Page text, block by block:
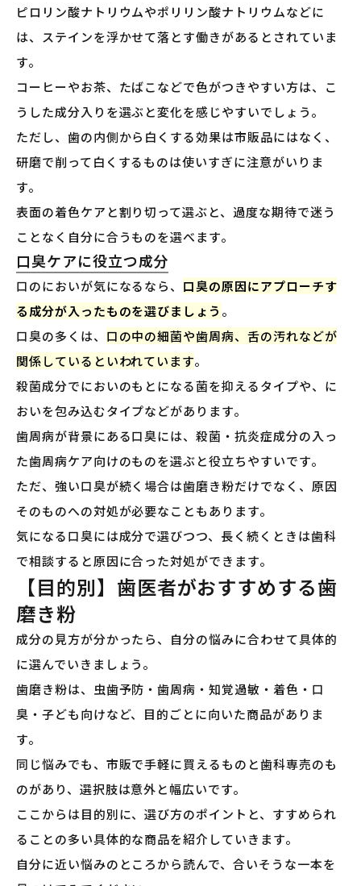
ピロリン酸ナトリウムやポリリン酸ナトリウムなどに
は、ステインを浮かせて落とす働きがあるとされていま
す。
コーヒーやお茶、たばこなどで色がつきやすい方は、こ
うした成分入りを選ぶと変化を感じやすいでしょう。
ただし、歯の内側から白くする効果は市販品にはなく、
研磨で削って白くするものは使いすぎに注意がいりま
す。
表面の着色ケアと割り切って選ぶと、過度な期待で迷う
ことなく自分に合うものを選べます。
口臭ケアに役立つ成分
口のにおいが気になるなら、 口臭の原因にアプローチす
る成分が入ったものを選びましょう 。
口臭の多くは、 口の中の細菌や歯周病、舌の汚れなどが
関係しているといわれています。
殺菌成分でにおいのもとになる菌を抑えるタイプや、に
おいを包み込むタイプなどがあります。
歯周病が背景にある口臭には、殺菌・抗炎症成分の入っ
た歯周病ケア向けのものを選ぶと役立ちやすいです。
ただ、強い口臭が続く場合は歯磨き粉だけでなく、原因
そのものへの対処が必要なこともあります。
気になる口臭には成分で選びつつ、長く続くときは歯科
で相談すると原因に合った対処ができます。
【目的別】歯医者がおすすめする歯
磨き粉
成分の見方が分かったら、自分の悩みに合わせて具体的
に選んでいきましょう。
歯磨き粉は、虫歯予防・歯周病・知覚過敏・着色・口
臭・子ども向けなど、目的ごとに向いた商品がありま
す。
同じ悩みでも、市販で手軽に買えるものと歯科専売のも
のがあり、選択肢は意外と幅広いです。
ここからは目的別に、選び方のポイントと、すすめられ
ることの多い具体的な商品を紹介していきます。
自分に近い悩みのところから読んで、合いそうな一本を